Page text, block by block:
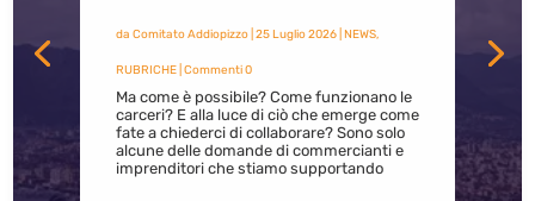
da Comitato Addiopizzo| 25 Luglio 2026| NEWS,
RUBRICHE| Commenti 0
Ma come è possibile? Come funzionano le
carceri? E alla luce di ciò che emerge come
fate a chiederci di collaborare? Sono solo
alcune delle domande di commercianti e
imprenditori che stiamo supportando